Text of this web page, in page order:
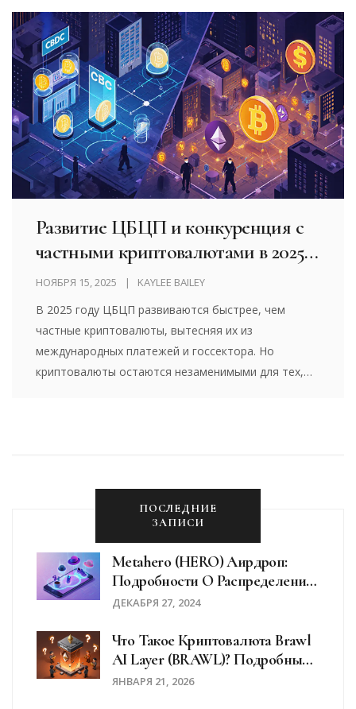
Развитие ЦБЦП и конкуренция с
частными криптовалютами в 2025
году
НОЯБРЯ 15, 2025 KAYLEE BAILEY
В 2025 году ЦБЦП развиваются быстрее, чем
частные криптовалюты, вытесняя их из
международных платежей и госсектора. Но
криптовалюты остаются незаменимыми для тех,
ПОСЛЕДНИЕ
ЗАПИСИ
Metahero (HERO) Аирдроп:
Подробности О Распределении
Токенов И Как Участвовать
ДЕКАБРЯ 27, 2024
Что Такое Криптовалюта Brawl
AI Layer (BRAWL)? Подробный
Разбор Проекта
ЯНВАРЯ 21, 2026